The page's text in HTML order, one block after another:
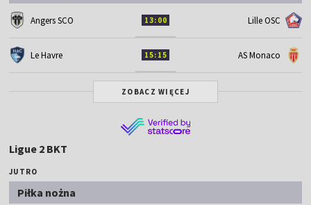
Angers SCO 13:00 Lille OSC
Le Havre 15:15 AS Monaco
ZOBACZ WIĘCEJ
Ligue 2 BKT
JUTRO
Piłka nożna